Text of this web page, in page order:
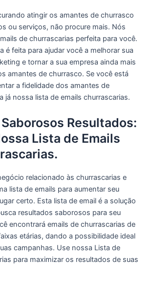
atingir os amantes de churrasco
ou serviços, não procure mais. Nós
de churrascarias perfeita para você.
é feita para ajudar você a melhorar sua
e tornar a sua empresa ainda mais
amantes de churrasco. Se você está
a fidelidade dos amantes de
já nossa lista de emails churrascarias.
Resultados:
Lista de Emails
relacionado às churrascarias e
lista de emails para aumentar seu
certo. Esta lista de email é a solução
resultados saborosos para seu
encontrará emails de churrascarias de
etárias, dando a possibilidade ideal
campanhas. Use nossa Lista de
para maximizar os resultados de suas